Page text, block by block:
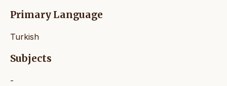
Primary Language
Turkish
Subjects
-